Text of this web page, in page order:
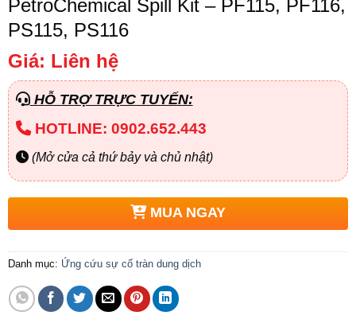
PetroChemical Spill Kit – PF115, PF116,
PS115, PS116
Giá: Liên hệ
HỖ TRỢ TRỰC TUYẾN:
HOTLINE: 0902.652.443
(Mở cửa cả thứ bảy và chủ nhật)
MUA NGAY
Danh mục: Ứng cứu sự cố tràn dung dịch